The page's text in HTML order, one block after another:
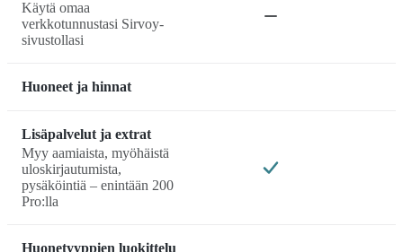
Käytä omaa
verkkotunnustasi Sirvoy-
sivustollasi
Huoneet ja hinnat
Lisäpalvelut ja extrat
Myy aamiaista, myöhäistä
uloskirjautumista,
pysäköintiä – enintään 200
Pro:lla
Huonetyyppien luokittelu